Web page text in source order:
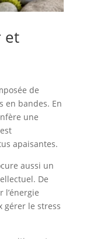
et
de
en bandes. En
une
apaisantes.
aussi un
De
l’énergie
gérer le stress